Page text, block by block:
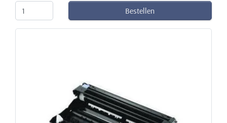
Bestellen